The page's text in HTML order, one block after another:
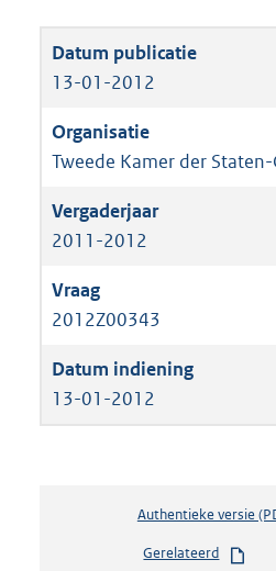
13-01-2012
Tweede Kamer der Staten-
2011-2012
2012Z00343
13-01-2012
Authentieke versie
Gerelateerd